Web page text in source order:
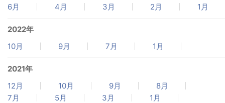
6月
4月 3月 2月 1月
2022年
10月
9月 7月 1月
2021年
12月
10月 9月
8月
7月
5月 3月 1月